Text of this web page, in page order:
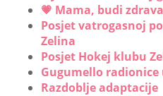
💗 Mama, budi
Posjet vatrogasnoj
Zelina
Posjet Hokej klubu
Gugumello radionice
Razdoblje adaptacije